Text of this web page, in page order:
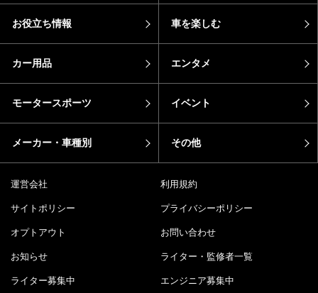
お役立ち情報 車を楽しむ
カー用品 エンタメ
モータースポーツ イベント
メーカー・車種別 その他
運営会社 利用規約
サイトポリシー プライバシーポリシー
オプトアウト お問い合わせ
お知らせ ライター・監修者一覧
ライター募集中 エンジニア募集中